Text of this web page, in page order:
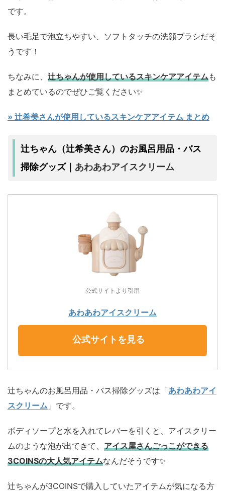
です。
長い毛足で泡立ちやすい、ソフトタッチの洗顔ブラシだそ
うです！
ちなみに、 辻ちゃんが使用しているスキンケアアイテムも
まとめているのでぜひご覧ください✨
» 辻希美さんが使用しているスキンケアアイテム まとめ
辻ちゃん（辻希美さん）のお風呂用品・バス
掃除グッズ｜ あわあわアイスクリーム
公式サイトより引用
あわあわアイスクリーム
公式サイトを見る
辻ちゃんのお風呂用品・バス掃除グッズは「あわあわアイ
スクリーム 」です。
ボディソープと水を入れてレバーを引くと、アイスクリー
ムのような泡が出てきて、 アイス屋さんごっこができる
3COINSの大人気アイテムなんだそうです✨
辻ちゃんが3COINSで購入していたアイテムが気になる方